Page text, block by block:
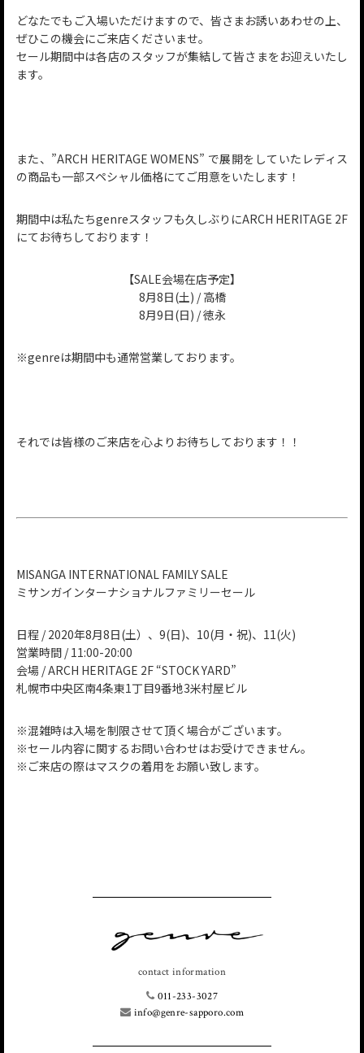
どなたでもご入場いただけますので、皆さまお誘いあわせの上、
ぜひこの機会にご来店くださいませ。
セール期間中は各店のスタッフが集結して皆さまをお迎えいたし
ます。
また、”ARCH HERITAGE WOMENS” で展開をしていたレディス
の商品も一部スペシャル価格にてご用意をいたします！
期間中は私たちgenreスタッフも久しぶりにARCH HERITAGE 2F
にてお待ちしております！
【SALE会場在店予定】
8月8日(土) / 高橋
8月9日(日) / 徳永
※genreは期間中も通常営業しております。
それでは皆様のご来店を心よりお待ちしております！！
MISANGA INTERNATIONAL FAMILY SALE
ミサンガインターナショナルファミリーセール
日程 / ‪‪2020年8月8日(土）、‬9(日)、10(月・祝)、11(火)
営業時間 / ‪‪11:00-20:00‬‬
会場 / ARCH HERITAGE 2F “STOCK YARD”
‪‪札幌市中央区南4条東1丁目9番地3米村屋ビル‬‬
※混雑時は入場を制限させて頂く場合がございます。
※セール内容に関するお問い合わせはお受けできません。
※ご来店の際はマスクの着用をお願い致します。
contact information
011-233-3027
info@genre-sapporo.com